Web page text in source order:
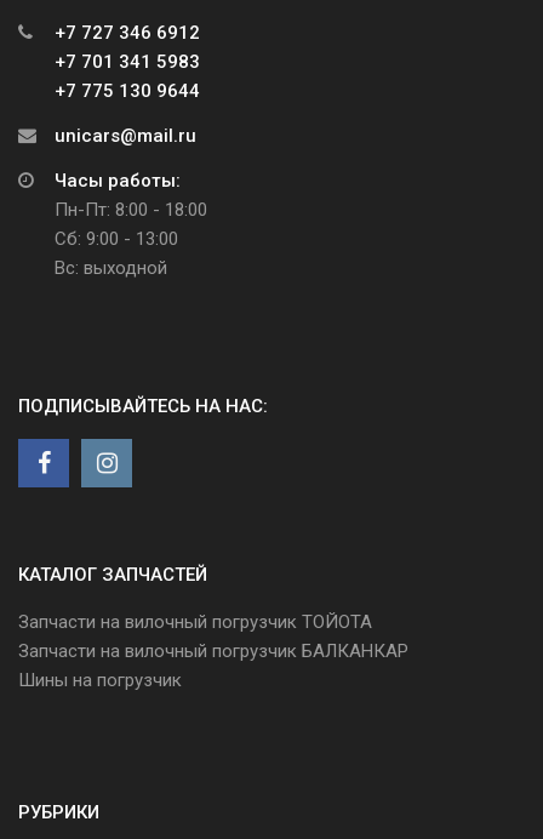
+7 727 346 6912
+7 701 341 5983
+7 775 130 9644
unicars@mail.ru
Часы работы:
Пн-Пт: 8:00 - 18:00
Сб: 9:00 - 13:00
Вс: выходной
ПОДПИСЫВАЙТЕСЬ НА НАС:
КАТАЛОГ ЗАПЧАСТЕЙ
Запчасти на вилочный погрузчик ТОЙОТА
Запчасти на вилочный погрузчик БАЛКАНКАР
Шины на погрузчик
РУБРИКИ